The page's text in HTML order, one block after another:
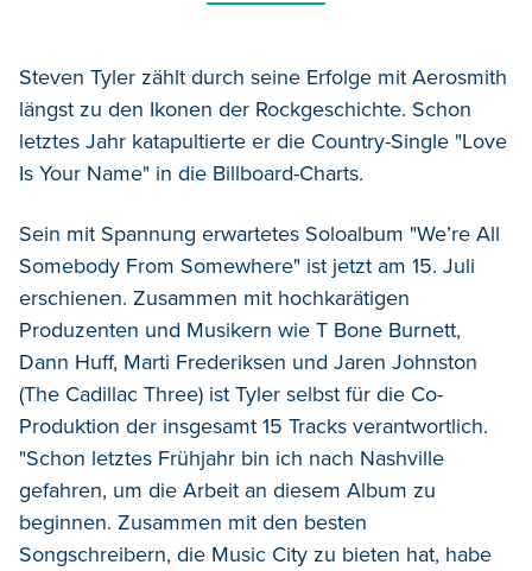
Steven Tyler zählt durch seine Erfolge mit Aerosmith
längst zu den Ikonen der Rockgeschichte. Schon
letztes Jahr katapultierte er die Country-Single "Love
Is Your Name" in die Billboard-Charts.
Sein mit Spannung erwartetes Soloalbum "We’re All
Somebody From Somewhere" ist jetzt am 15. Juli
erschienen. Zusammen mit hochkarätigen
Produzenten und Musikern wie T Bone Burnett,
Dann Huff, Marti Frederiksen und Jaren Johnston
(The Cadillac Three) ist Tyler selbst für die Co-
Produktion der insgesamt 15 Tracks verantwortlich.
"Schon letztes Frühjahr bin ich nach Nashville
gefahren, um die Arbeit an diesem Album zu
beginnen. Zusammen mit den besten
Songschreibern, die Music City zu bieten hat, habe